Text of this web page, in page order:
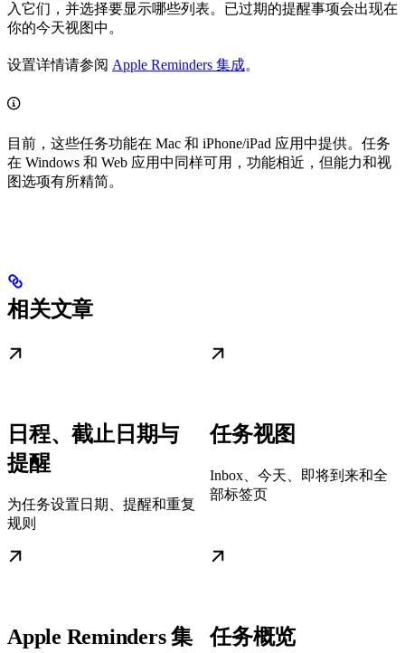
入它们，并选择要显示哪些列表。已过期的提醒事项会出现在
你的今天视图中。
设置详情请参阅 Apple Reminders 集成。
目前，这些任务功能在 Mac 和 iPhone/iPad 应用中提供。任务
在 Windows 和 Web 应用中同样可用，功能相近，但能力和视
图选项有所精简。
相关文章
日程、截止日期与
提醒
为任务设置日期、提醒和重复
规则
任务视图
Inbox、今天、即将到来和全
部标签页
Apple Reminders 集
任务概览